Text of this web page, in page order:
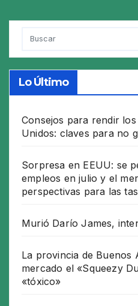
Lo Último
Consejos para rendir
Unidos: claves para no
Sorpresa en EEUU: se
empleos en julio y el
perspectivas para las
Murió Darío James,
La provincia de Buenos
mercado el «Squeezy
«tóxico»